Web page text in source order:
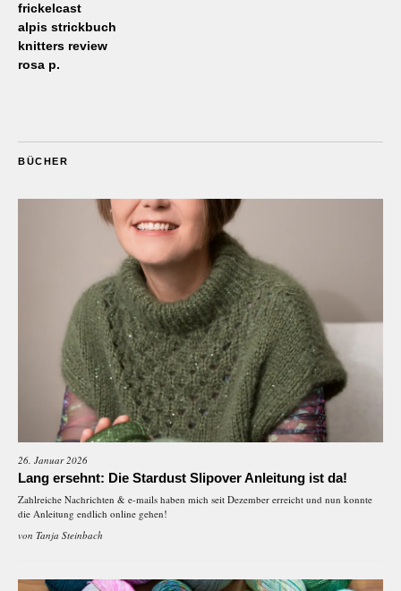
frickelcast
alpis strickbuch
knitters review
rosa p.
BÜCHER
26. Januar 2026
Lang ersehnt: Die Stardust Slipover Anleitung ist da!
Zahlreiche Nachrichten & e-mails haben mich seit Dezember erreicht und nun konnte
die Anleitung endlich online gehen!
von Tanja Steinbach